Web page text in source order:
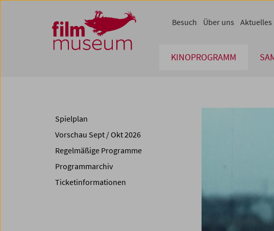
Zum Inhalt
Zum Hauptmenü
Zur Servicenavigation
Zum Suche
KINOPROGRAMM
Besuch Über uns Aktuelles
Spielplan
Vorschau Sept / Okt 2026
Regelmäßige Programme
Programmarchiv
Ticketinformationen